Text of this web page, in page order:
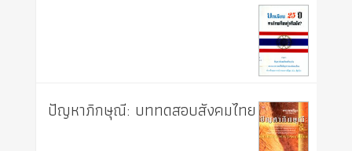
ปัญหาภิกษุณี: บททดสอบสังคมไทย